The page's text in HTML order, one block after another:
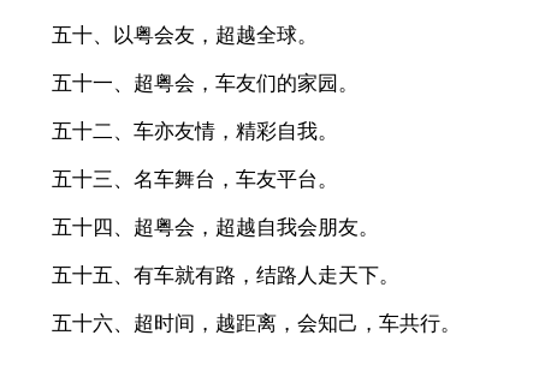
五十、以粤会友，超越全球。
五十一、超粤会，车友们的家园。
五十二、车亦友情，精彩自我。
五十三、名车舞台，车友平台。
五十四、超粤会，超越自我会朋友。
五十五、有车就有路，结路人走天下。
五十六、超时间，越距离，会知己，车共行。